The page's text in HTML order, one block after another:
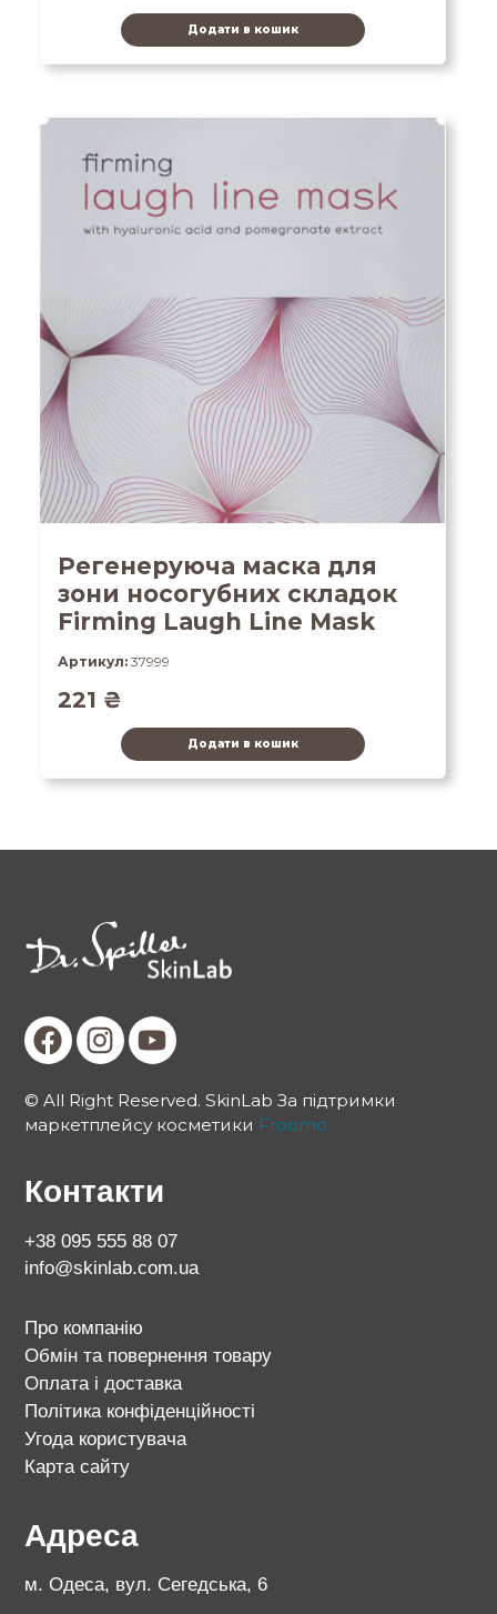
Додати в кошик
Регенеруюча маска для
зони носогубних складок
Firming Laugh Line Mask
Артикул: 37999
221 ₴
Додати в кошик
© All Right Reserved. SkinLab За підтримки
маркетплейсу косметики Froomo
Контакти
+38 095 555 88 07
info@skinlab.com.ua
Про компанію
Обмін та повернення товару
Оплата і доставка
Політика конфіденційності
Угода користувача
Карта сайту
Адреса
м. Одеса, вул. Сегедська, 6